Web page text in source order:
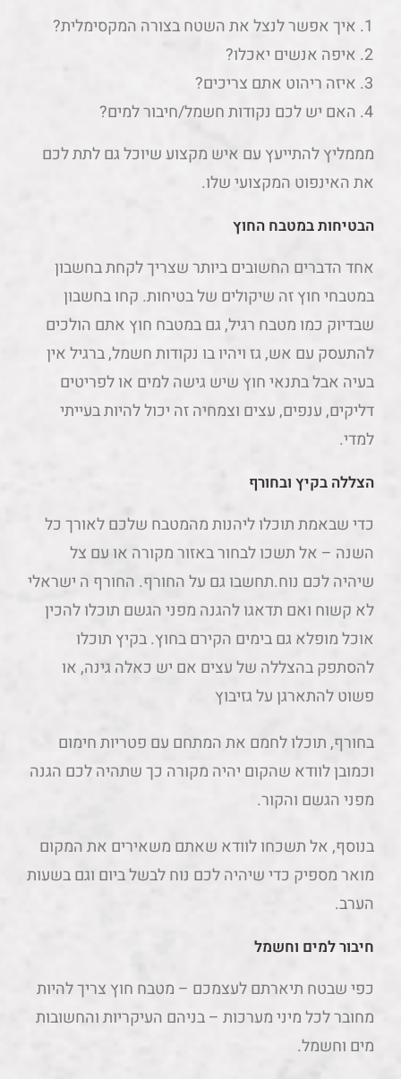
איך אפשר לנצל את השטח בצורה המקסימלית?
איפה אנשים יאכלו?
איזה ריהוט אתם צריכים?
האם יש לכם נקודות חשמל/חיבור למים?
מממליץ להתייעץ עם איש מקצוע שיוכל גם לתת לכם
את האינפוט המקצועי שלו.
הבטיחות במטבח החוץ
אחד הדברים החשובים ביותר שצריך לקחת בחשבון
במטבחי חוץ זה שיקולים של בטיחות. קחו בחשבון
שבדיוק כמו מטבח רגיל, גם במטבח חוץ אתם הולכים
להתעסק עם אש, גז ויהיו בו נקודות חשמל, ברגיל אין
בעיה אבל בתנאי חוץ שיש גישה למים או לפריטים
דליקים, ענפים, עצים וצמחיה זה יכול להיות בעייתי
למדי.
הצללה בקיץ ובחורף
כדי שבאמת תוכלו ליהנות מהמטבח שלכם לאורך כל
השנה – אל תשכו לבחור באזור מקורה או עם צל
שיהיה לכם נוח.תחשבו גם על החורף. החורף ה ישראלי
לא קשוח ואם תדאגו להגנה מפני הגשם תוכלו להכין
אוכל מופלא גם בימים הקירם בחוץ. בקיץ תוכלו
להסתפק בהצללה של עצים אם יש כאלה גינה, או
פשוט להתארגן על גזיבוץ
בחורף, תוכלו לחמם את המתחם עם פטריות חימום
וכמובן לוודא שהקום יהיה מקורה כך שתהיה לכם הגנה
מפני הגשם והקור.
בנוסף, אל תשכחו לוודא שאתם משאירים את המקום
מואר מספיק כדי שיהיה לכם נוח לבשל ביום וגם בשעות
הערב.
חיבור למים וחשמל
כפי שבטח תיארתם לעצמכם – מטבח חוץ צריך להיות
מחובר לכל מיני מערכות – בניהם העיקריות והחשובות
מים וחשמל.